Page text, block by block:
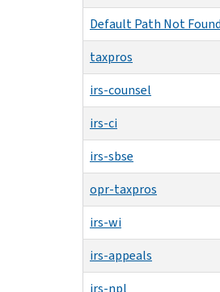
Default Path Not Found
taxpros
irs-counsel
irs-ci
irs-sbse
opr-taxpros
irs-wi
irs-appeals
irs-npl